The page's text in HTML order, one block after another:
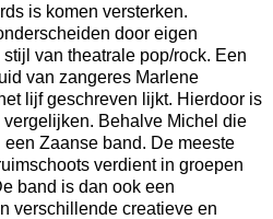
is komen versterken.
door eigen
van theatrale pop/rock. Een
van zangeres Marlene
lijf geschreven lijkt. Hierdoor is
Behalve Michel die
Zaanse band. De meeste
verdient in groepen
band is dan ook een
verschillende creatieve en